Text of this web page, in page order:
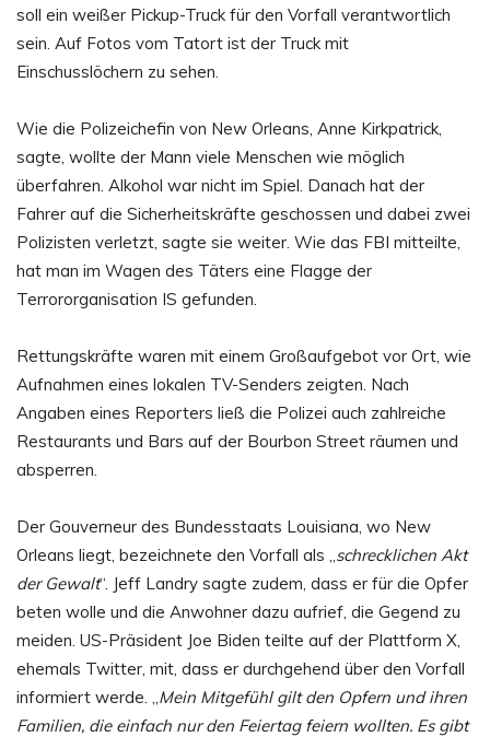
soll ein weißer Pickup-Truck für den Vorfall verantwortlich
sein. Auf Fotos vom Tatort ist der Truck mit
Einschusslöchern zu sehen.
Wie die Polizeichefin von New Orleans, Anne Kirkpatrick,
sagte, wollte der Mann viele Menschen wie möglich
überfahren. Alkohol war nicht im Spiel. Danach hat der
Fahrer auf die Sicherheitskräfte geschossen und dabei zwei
Polizisten verletzt, sagte sie weiter. Wie das FBI mitteilte,
hat man im Wagen des Täters eine Flagge der
Terrororganisation IS gefunden.
Rettungskräfte waren mit einem Großaufgebot vor Ort, wie
Aufnahmen eines lokalen TV-Senders zeigten. Nach
Angaben eines Reporters ließ die Polizei auch zahlreiche
Restaurants und Bars auf der Bourbon Street räumen und
absperren.
Der Gouverneur des Bundesstaats Louisiana, wo New
Orleans liegt, bezeichnete den Vorfall als „schrecklichen Akt
der Gewalt“. Jeff Landry sagte zudem, dass er für die Opfer
beten wolle und die Anwohner dazu aufrief, die Gegend zu
meiden. US-Präsident Joe Biden teilte auf der Plattform X,
ehemals Twitter, mit, dass er durchgehend über den Vorfall
informiert werde. „Mein Mitgefühl gilt den Opfern und ihren
Familien, die einfach nur den Feiertag feiern wollten. Es gibt